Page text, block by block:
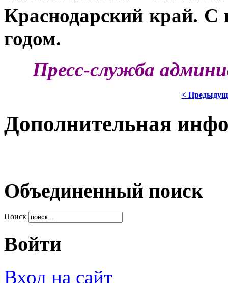
Краснодарский край.
годом.
Пресс-служба
<
Дополнительная
Объединенный поиск
Поиск
Войти
Вход на сайт